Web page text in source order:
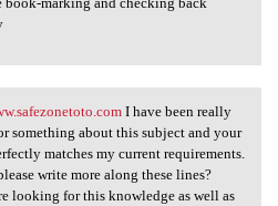
I have been really
something about this subject and your
matches my current requirements.
write more along these lines?
looking for this knowledge as well as